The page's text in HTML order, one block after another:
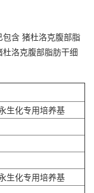
含 猪杜洛克腹部脂
洛克腹部脂肪干细
生化专用培养基
生化专用培养基